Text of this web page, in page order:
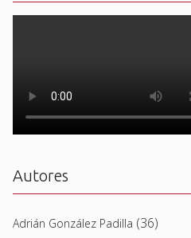
Autores
Adrián González Padilla (36)